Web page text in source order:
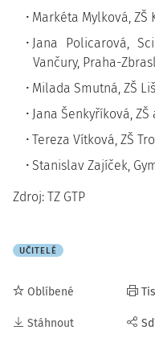
Markéta Mylková, ZŠ
Jana Policarová,
Vančury, Praha-
Milada Smutná, ZŠ
Jana Šenkyříková, ZŠ
Tereza Vítková, ZŠ
Stanislav Zajíček,
Zdroj: TZ GTP
UČITELÉ
Oblíbené
Stáhnout